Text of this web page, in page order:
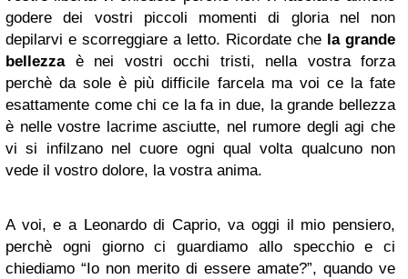
godere dei vostri piccoli momenti di gloria nel non
depilarvi e scorreggiare a letto. Ricordate che la grande
bellezzaè nei vostri occhi tristi, nella vostra forza
perchè da sole è più difficile farcela ma voi ce la fate
esattamente come chi ce la fa in due, la grande bellezza
è nelle vostre lacrime asciutte, nel rumore degli agi che
vi si infilzano nel cuore ogni qual volta qualcuno non
vede il vostro dolore, la vostra anima.
A voi, e a Leonardo di Caprio, va oggi il mio pensiero,
perchè ogni giorno ci guardiamo allo specchio e ci
chiediamo “Io non merito di essere amate?”, quando ve